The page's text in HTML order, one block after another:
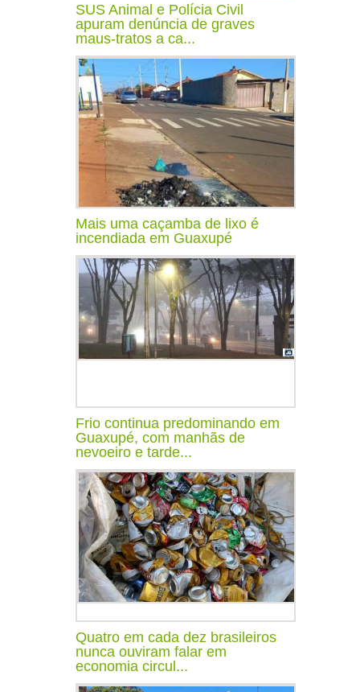
SUS Animal e Polícia Civil
apuram denúncia de graves
maus-tratos a ca...
Mais uma caçamba de lixo é
incendiada em Guaxupé
Frio continua predominando em
Guaxupé, com manhãs de
nevoeiro e tarde...
Quatro em cada dez brasileiros
nunca ouviram falar em
economia circul...